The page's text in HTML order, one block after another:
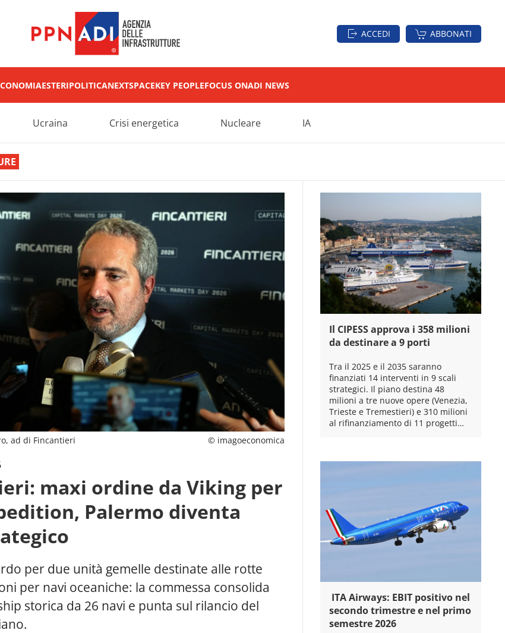
ACCEDI ABBONATI
ESTERIPOLITICANEXTSPACEKEY PEOPLEFOCUS ONADI NEWS
Ucraina Crisi energetica Nucleare IA
ad di Fincantieri © imagoeconomica
maxi ordine da Viking per
Palermo diventa
per due unità gemelle destinate alle rotte
per navi oceaniche: la commessa consolida
storica da 26 navi e punta sul rilancio del
Il CIPESS approva i 358 milioni
da destinare a 9 porti
Tra il 2025 e il 2035 saranno
finanziati 14 interventi in 9 scali
strategici. Il piano destina 48
milioni a tre nuove opere (Venezia,
Trieste e Tremestieri) e 310 milioni
al rifinanziamento di 11 progetti…
ITA Airways: EBIT positivo nel
secondo trimestre e nel primo
semestre 2026